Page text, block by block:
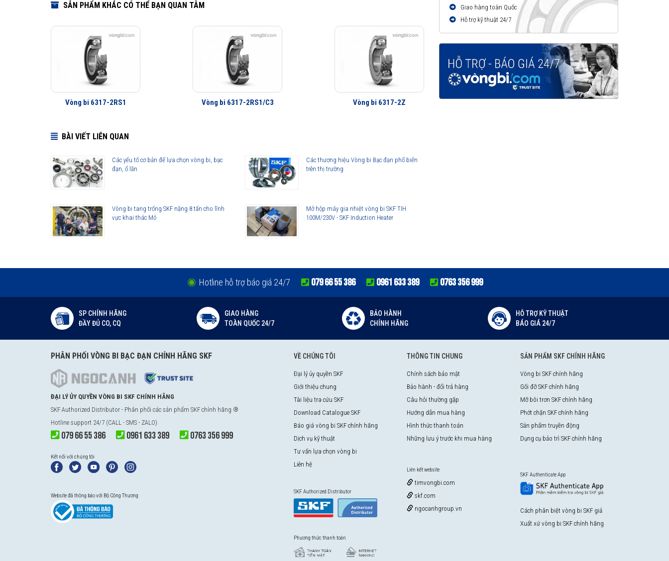
Khả năng che chắn tốt hơn
Vòng bi SKF 6317/C3 thế hệ Explorer được nâng lên cao hơn so với các thế hệ vòng bi SKF trước đây, bởi vậy ở cùng tốc độ nhưng
nhiệt độ của vòng bi SKF Explorer thấp hơn rất nhiều. Tính năng này làm giảm nhu cầu sử dụng mỡ bôi trơn và giảm tiêu hao năng
lượng trên vòng bi.
Tuổi thọ của vòng bi SKF 6317/C3 thế hệ Explorer bền bỉ hơn rất nhiều so với các hãng vòng bi khác trên thị trường, điều này đã
được hàng triệu khách hàng khắp nơi trên toàn thế giới kiểm chứng.
Đại lý ủy quyền SKF chính hãng - SKF Authorized Distributor
Hotline 24/7:
0763 356 999
SẢN PHẨM KHÁC CÓ THỂ BẠN QUAN TÂM
Vòng bi 6317-2RS1 Vòng bi 6317-2RS1/C3 Vòng bi 6317-2Z
BÀI VIẾT LIÊN QUAN
Các yếu tố cơ bản để lựa chọn vòng bi, bạc
đạn, ổ lăn
Các thương hiệu Vòng bi Bạc đạn phổ biến
trên thị trường
Vòng bi tang trống SKF nặng 8 tấn cho lĩnh
vực khai thác Mỏ
Mở hộp máy gia nhiệt vòng bi SKF TIH
100M/230V - SKF Induction Heater
Giao hàng toàn Quốc
Hỗ trợ kỹ thuật 24/7
Hotline hỗ trợ báo giá 24/7 079 66 55 386 0961 633 389 0763 356 999
SP CHÍNH HÃNG
ĐẦY ĐỦ CO, CQ
GIAO HÀNG
TOÀN QUỐC 24/7
BẢO HÀNH
CHÍNH HÃNG
HỖ TRỢ KỸ THUẬT
BÁO GIÁ 24/7
PHÂN PHỐI VÒNG BI BẠC ĐẠN CHÍNH HÃNG SKF
ĐẠI LÝ ỦY QUYỀN VÒNG BI SKF CHÍNH HÃNG
SKF Authorized Distributor - Phân phối các sản phẩm SKF chính hãng ®
Hotline support 24/7 (CALL - SMS - ZALO)
079 66 55 386 0961 633 389 0763 356 999
Kết nối với chúng tôi
Website đã thông báo với Bộ Công Thương
VỀ CHÚNG TÔI
Đại lý ủy quyền SKF
Giới thiệu chung
Tài liệu tra cứu SKF
Download Catalogue SKF
Báo giá vòng bi SKF chính hãng
Dịch vụ kỹ thuật
Tư vấn lựa chọn vòng bi
Liên hệ
SKF Authorized Distributor
Phương thức thanh toán
THÔNG TIN CHUNG
Chính sách bảo mật
Bảo hành - đổi trả hàng
Câu hỏi thường gặp
Hướng dẫn mua hàng
Hình thức thanh toán
Những lưu ý trước khi mua hàng
Liên kết website
timvongbi.com
skf.com
ngocanhgroup.vn
SẢN PHẨM SKF CHÍNH HÃNG
Vòng bi SKF chính hãng
Gối đỡ SKF chính hãng
Mỡ bôi trơn SKF chính hãng
Phớt chặn SKF chính hãng
Sản phẩm truyền động
Dụng cụ bảo trì SKF chính hãng
SKF Authenticate App
Cách phân biệt vòng bi SKF giả
Xuất xứ vòng bi SKF chính hãng